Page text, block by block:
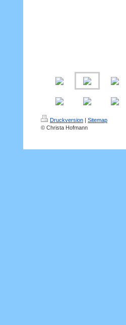
Druckversion | Sitemap
© Christa Hofmann